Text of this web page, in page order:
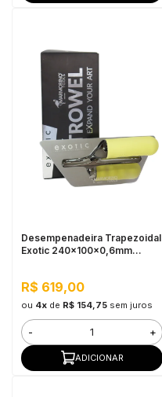
Desempenadeira Trapezoidal
Exotic 240x100x0,6mm
R$ 619,00
ou 4xde R$ 154,75 sem juros
- +
ADICIONAR